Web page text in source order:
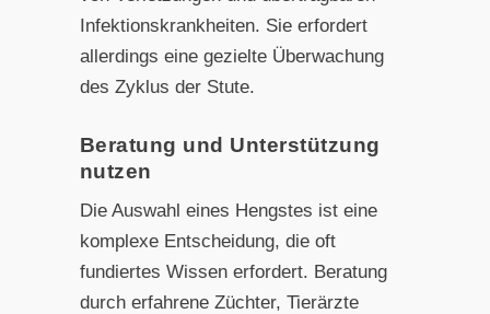
Infektionskrankheiten. Sie erfordert
allerdings eine gezielte Überwachung
des Zyklus der Stute.
Beratung und Unterstützung
nutzen
Die Auswahl eines Hengstes ist eine
komplexe Entscheidung, die oft
fundiertes Wissen erfordert. Beratung
durch erfahrene Züchter, Tierärzte